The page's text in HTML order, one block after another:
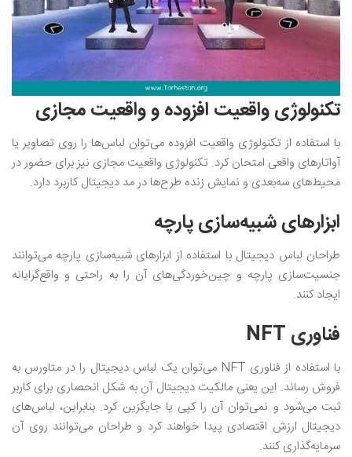
تکنولوژی واقعیت افزوده و واقعیت مجازی
با استفاده از تکنولوژی واقعیت افزوده می‌توان لباس‌ها را روی تصاویر یا
آواتارهای واقعی امتحان کرد. تکنولوژی واقعیت مجازی نیز برای حضور در
محیط‌های سه‌بعدی و نمایش زنده طرح‌ها در مد دیجیتال کاربرد دارد.
ابزارهای شبیه‌سازی پارچه
طراحان لباس دیجیتال با استفاده از ابزارهای شبیه‌سازی پارچه می‌توانند
جنسیت‌سازی پارچه و چین‌خوردگی‌های آن را به راحتی و واقع‌گرایانه
ایجاد کنند.
فناوری NFT
با استفاده از فناوری NFT می‌توان یک لباس دیجیتال را در متاورس به
فروش رساند. این یعنی مالکیت دیجیتال آن به شکل انحصاری برای کاربر
ثبت می‌شود و نمی‌توان آن را کپی یا جایگزین کرد. بنابراین، لباس‌های
دیجیتال ارزش اقتصادی پیدا خواهند کرد و طراحان می‌توانند روی آن
سرمایه‌گذاری کنند.